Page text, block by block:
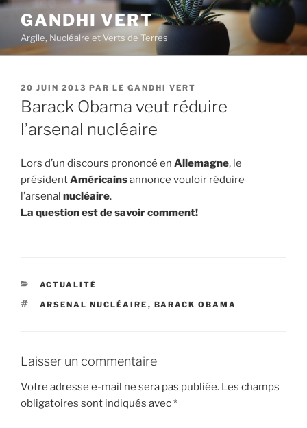
Aller
contenu
principal
GANDHI VERT
Argile, Nucléaire et Verts de Terres
PUBLIÉ
LE
20 JUIN 2013 PAR LE GANDHI VERT
Barack Obama veut réduire
l’arsenal nucléaire
Lors d’un discours prononcé en Allemagne, le
présidentAméricainsannonce vouloir réduire
l’arsenal nucléaire.
La question est de savoir comment!
CATÉGORIES
ACTUALITÉ
ÉTIQUETTES
ARSENAL NUCLÉAIRE , BARACK OBAMA
Laisser un commentaire
Votre adresse e-mail ne sera pas publiée. Les champs
obligatoires sont indiqués avec*